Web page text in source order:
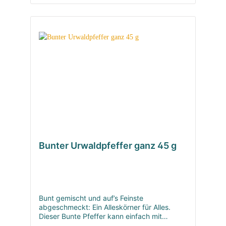
verfeinert pikante Gerichte, Suppen, Pasta,
Gemüse und gegrilltes Fleisch.
Bunter Urwaldpfeffer ganz 45 g
Bunt gemischt und auf’s Feinste
abgeschmeckt: Ein Alleskörner für Alles.
Dieser Bunte Pfeffer kann einfach mit